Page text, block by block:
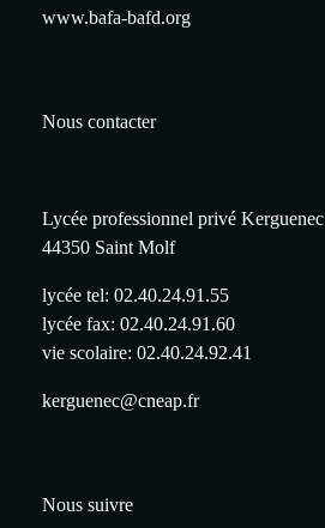
www.bafa-bafd.org
Nous contacter
Lycée professionnel privé Kerguenec
44350 Saint Molf
lycée tel: 02.40.24.91.55
lycée fax: 02.40.24.91.60
vie scolaire: 02.40.24.92.41
kerguenec@cneap.fr
Nous suivre